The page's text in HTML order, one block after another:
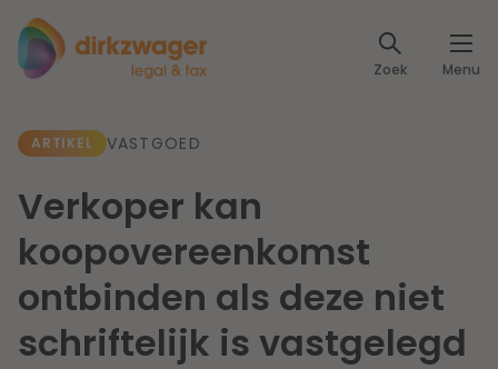
Zoek Menu
Expertises
Fiscaal
Arbeid & Pensioen
Artikelen
Klantcases
Events
Specialisten
ARTIKEL VASTGOED
Verkoper kan
koopovereenkomst
ontbinden als deze niet
schriftelijk is vastgelegd